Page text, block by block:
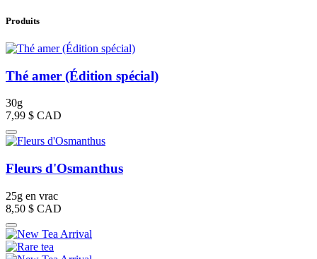
Produits
Thé amer (Édition spécial)
30g
7,99 $ CAD
Fleurs d'Osmanthus
25g en vrac
8,50 $ CAD